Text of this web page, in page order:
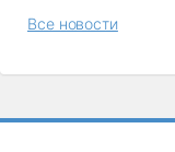
Все новости